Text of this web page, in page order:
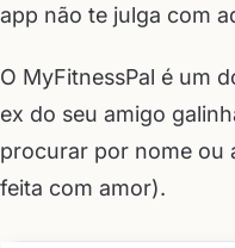
app não te julga com
O MyFitnessPal é um
ex do seu amigo
procurar por nome ou
feita com amor).